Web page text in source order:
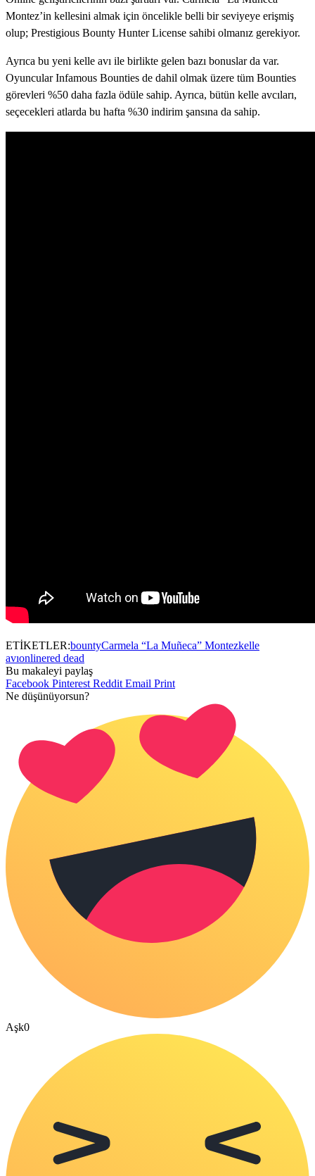
Montez’in kellesini almak için öncelikle belli bir seviyeye erişmiş
olup; Prestigious Bounty Hunter License sahibi olmanız gerekiyor.
Ayrıca bu yeni kelle avı ile birlikte gelen bazı bonuslar da var.
Oyuncular Infamous Bounties de dahil olmak üzere tüm Bounties
görevleri %50 daha fazla ödüle sahip. Ayrıca, bütün kelle avcıları,
seçecekleri atlarda bu hafta %30 indirim şansına da sahip.
ETİKETLER:bountyCarmela “La Muñeca” Montezkelle
avıonlinered dead
Bu makaleyi paylaş
Facebook Pinterest Reddit Email Print
Ne düşünüyorsun?
Aşk0